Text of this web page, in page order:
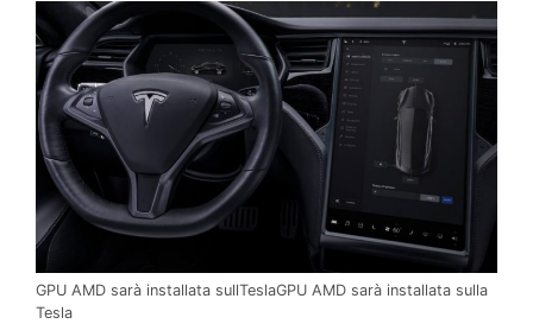
GPU AMD sarà installata sullTeslaGPU AMD sarà installata sulla
Tesla